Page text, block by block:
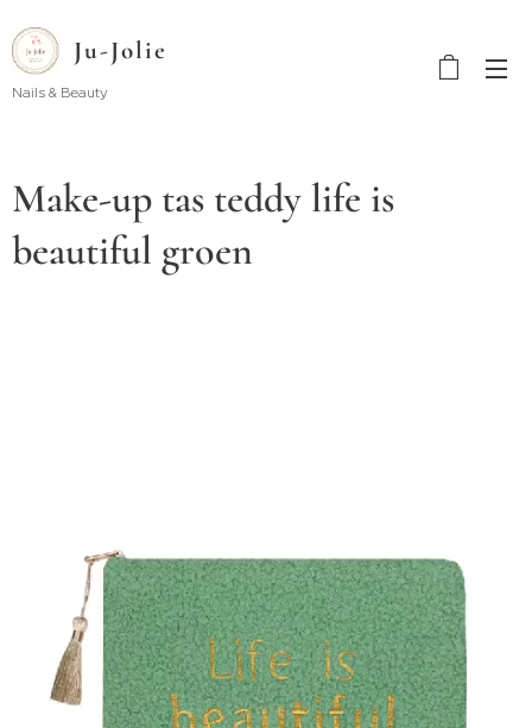
Ju-Jolie
Nails & Beauty
Make-up tas teddy life is
beautiful groen